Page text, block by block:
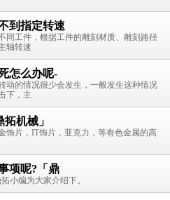
到指定转速
同工件，根据工件的雕刻材质、雕刻路径
轴转速
怎么办呢-
动的情况很少会发生，一般发生这种情况
下，主
机械」
饰片，IT饰片，亚克力，等有色金属的高
项呢?「鼎
小编为大家介绍下。